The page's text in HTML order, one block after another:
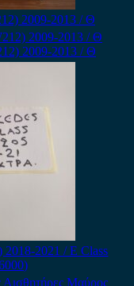
2009-2013 / Θ
2009-2013 / Θ
2018-2021 / E Class